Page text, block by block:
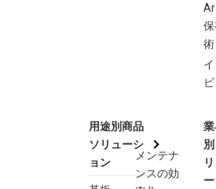
術
用途別商品
ソリューシ
ョン
メンテナ
ンスの効